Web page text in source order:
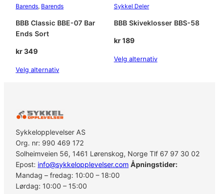
Barends, Barends
BBB Classic BBE-07 Bar
Ends Sort
kr349
Velg alternativ
Sykkel Deler
BBB Skiveklosser BBS-58
kr189
Velg alternativ
Sykkelopplevelser AS
Org. nr: 990 469 172
Solheimveien 56, 1461 Lørenskog, Norge Tlf 67 97 30 02
Epost: info@sykkelopplevelser.com Åpningstider:
Mandag – fredag: 10:00 – 18:00
Lørdag: 10:00 – 15:00